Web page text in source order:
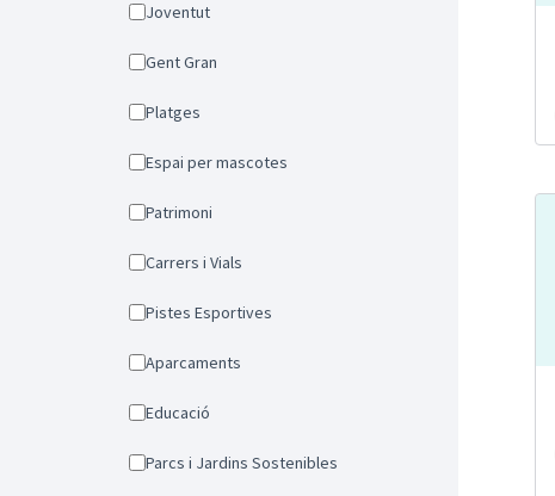
Joventut
Gent Gran
Platges
Espai per mascotes
Patrimoni
Carrers i Vials
Pistes Esportives
Aparcaments
Educació
Parcs i Jardins Sostenibles